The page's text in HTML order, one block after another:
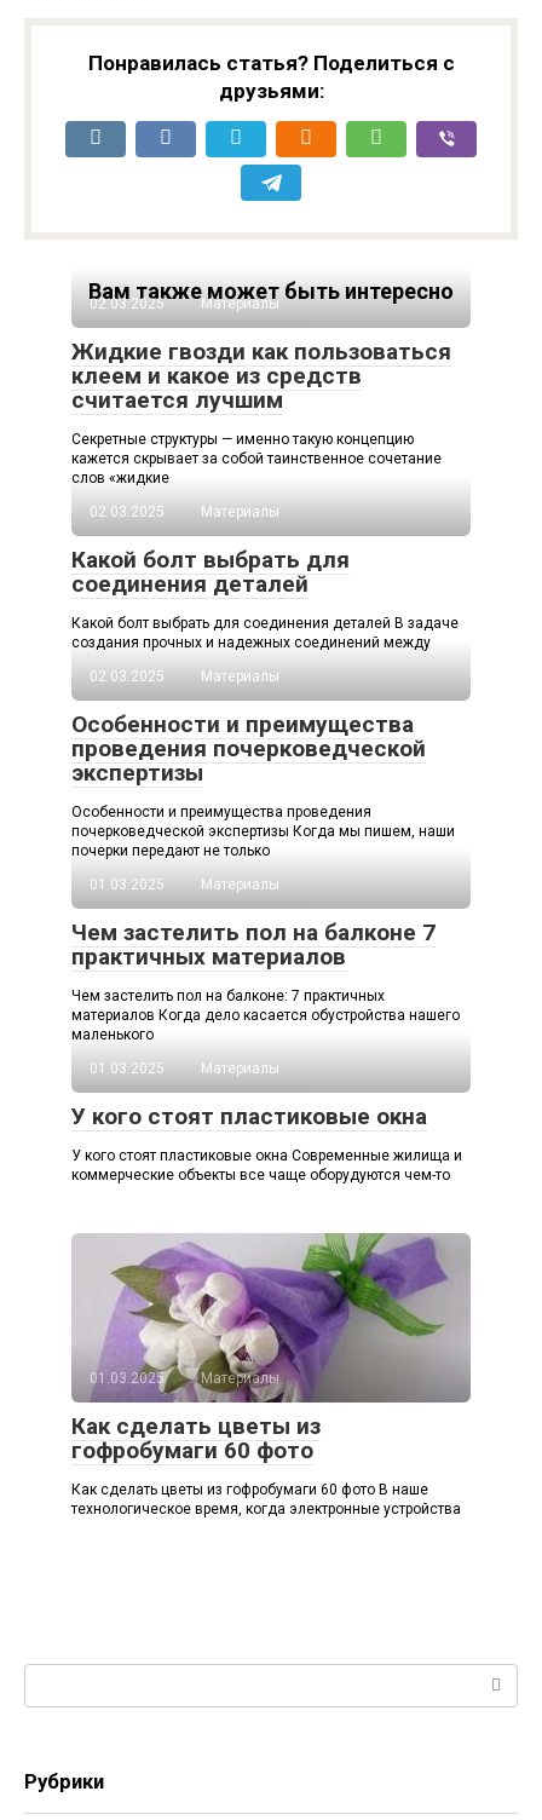
Понравилась статья? Поделиться с
друзьями:
Вам также может быть интересно
02.03.2025 Материалы
Жидкие гвозди как пользоваться
клеем и какое из средств
считается лучшим
Секретные структуры — именно такую концепцию
кажется скрывает за собой таинственное сочетание
слов «жидкие
02.03.2025
Материалы
Какой болт выбрать для
соединения деталей
Какой болт выбрать для соединения деталей В задаче
создания прочных и надежных соединений между
02.03.2025
Материалы
Особенности и преимущества
проведения почерковедческой
экспертизы
Особенности и преимущества проведения
почерковедческой экспертизы Когда мы пишем, наши
почерки передают не только
01.03.2025
Материалы
Чем застелить пол на балконе 7
практичных материалов
Чем застелить пол на балконе: 7 практичных
материалов Когда дело касается обустройства нашего
маленького
01.03.2025
Материалы
У кого стоят пластиковые окна
У кого стоят пластиковые окна Современные жилища и
коммерческие объекты все чаще оборудуются чем-то
01.03.2025 Материалы
Как сделать цветы из
гофробумаги 60 фото
Как сделать цветы из гофробумаги 60 фото В наше
технологическое время, когда электронные устройства
Рубрики